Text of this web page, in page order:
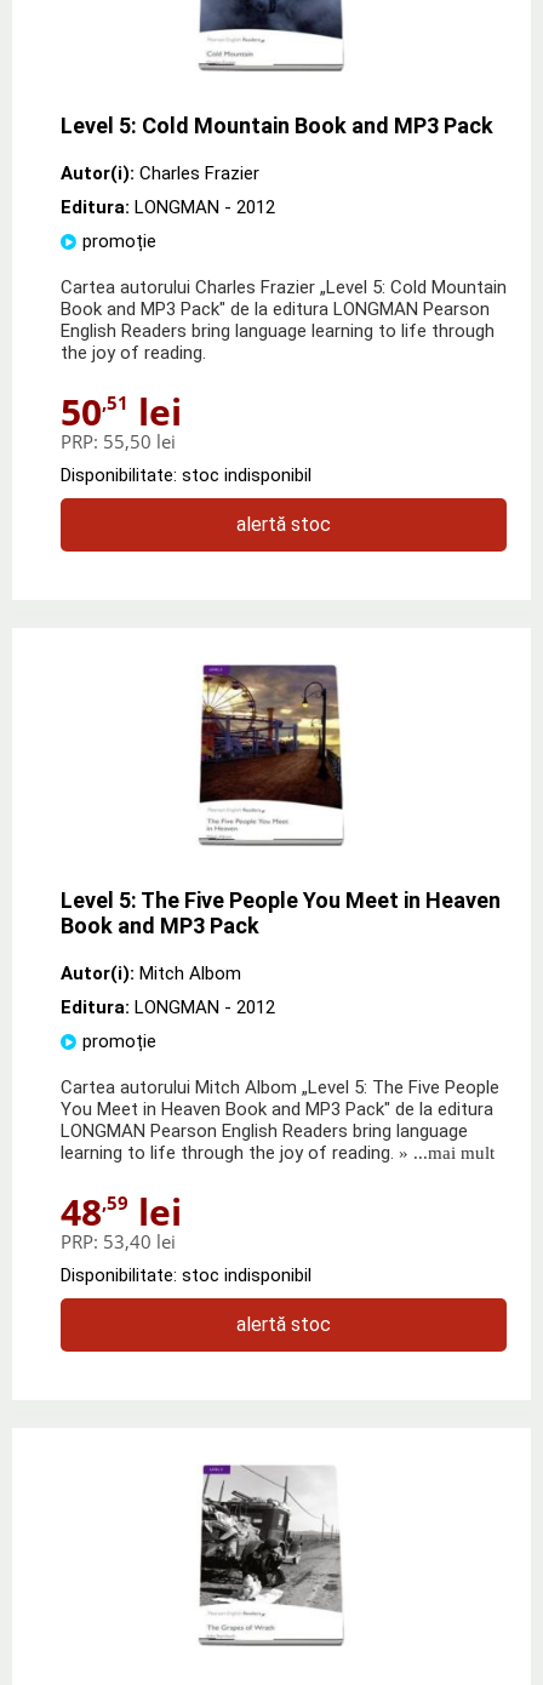
Level 5: Cold Mountain Book and MP3 Pack
Autor(i): Charles Frazier
Editura: LONGMAN - 2012
promoție
Cartea autorului Charles Frazier „Level 5: Cold Mountain
Book and MP3 Pack" de la editura LONGMAN Pearson
English Readers bring language learning to life through
the joy of reading.
50,51 lei
PRP: 55,50 lei
Disponibilitate: stoc indisponibil
alertă stoc
Level 5: The Five People You Meet in Heaven
Book and MP3 Pack
Autor(i): Mitch Albom
Editura: LONGMAN - 2012
promoție
Cartea autorului Mitch Albom „Level 5: The Five People
You Meet in Heaven Book and MP3 Pack" de la editura
LONGMAN Pearson English Readers bring language
learning to life through the joy of reading. » ...mai mult
48,59 lei
PRP: 53,40 lei
Disponibilitate: stoc indisponibil
alertă stoc